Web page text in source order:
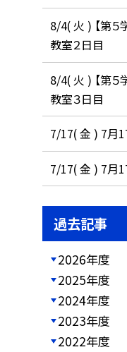
8/4( 火 ) 【第５
教室２日目
8/4( 火 ) 【第５
教室３日目
7/17( 金 ) 7月
7/17( 金 ) 7月
過去記事
2026年度
2025年度
2024年度
2023年度
2022年度